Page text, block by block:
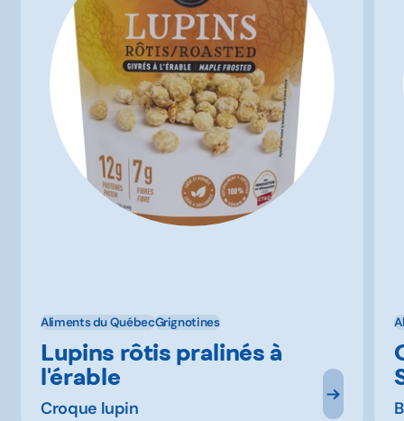
Aliments du QuébecGrignotines
Lupins rôtis pralinés à
l'érable
Croque lupin